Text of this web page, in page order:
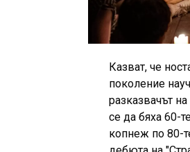
Казват, че
поколение
разказвачът
се да бяха 60-
копнеж по 80-